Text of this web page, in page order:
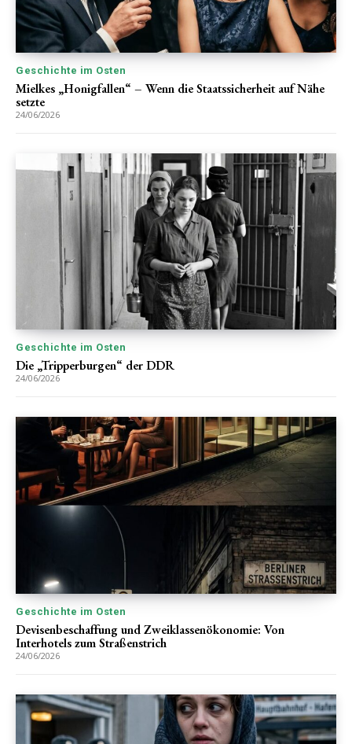
Geschichte im Osten
Mielkes „Honigfallen“ – Wenn die Staatssicherheit auf Nähe
setzte
24/06/2026
Geschichte im Osten
Die „Tripperburgen“ der DDR
24/06/2026
Geschichte im Osten
Devisenbeschaffung und Zweiklassenökonomie: Von
Interhotels zum Straßenstrich
24/06/2026